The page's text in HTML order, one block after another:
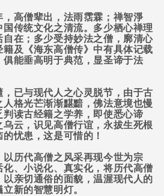
高僧辈出，法雨霑霖；禅智淨
传统文化之清流。多少栖心禅理
自在；多少受持妙法之僧，廓清心
及《海东高僧传》中有具体记载
能垂高明于典范，显圣谛于法
已与现代人之心灵脱节，由于古
格光芒渐渐黮黯，佛法意境也慢
判读古经籍之学养，即使悉心谛
乌云，识见高僧行谊，永拔生死根
忧患，这是可惜的！
以历代高僧之风采再现今世为宗
化、小说化、真实化，将历代高僧
亲切通俗的面貌，温渥现代人的
新的智慧明灯。